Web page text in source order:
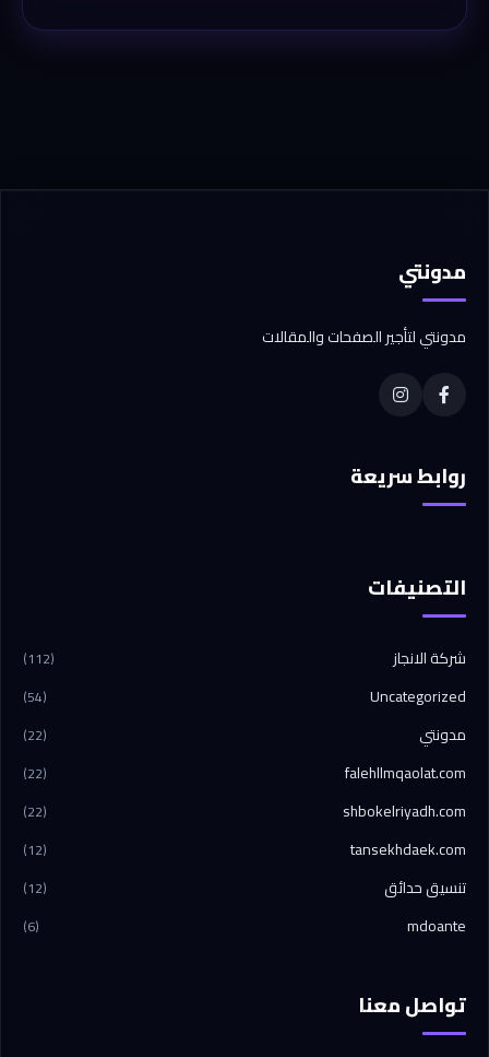
مدونتي
مدونتي لتأجير الصفحات والمقالات
روابط سريعة
التصنيفات
شركة الانجاز (112)
Uncategorized
(54)
مدونتي (22)
falehllmqaolat.com
(22)
shbokelriyadh.com
(22)
tansekhdaek.com
(12)
تنسيق حدائق (12)
mdoante
(6)
تواصل معنا